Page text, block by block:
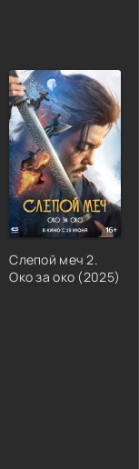
Слепой меч 2.
Око за око (2025)